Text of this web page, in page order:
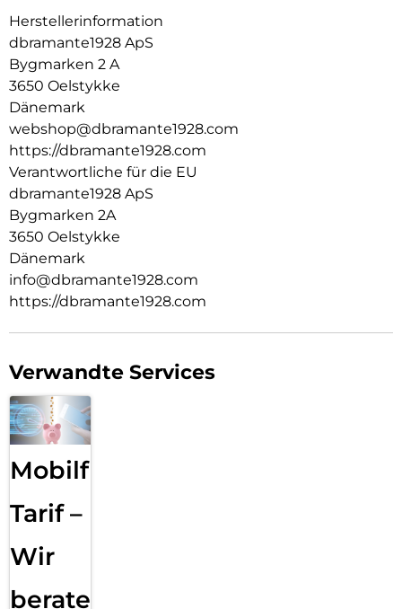
Wir verwenden ausschließlich GRSzertifizierten
Recyclingkunststoff. So können wir mit Sicherheit wissen,
dass unsere Produkte so sind, wie wir sie bewerben.
AUSSEN SCHLANK,INNEN GROSSZÜGIG:
ein Portemonnaie mit Platz für bis zu 3 Karten.
KICKSTAND-FUNKTION:
Verfügt über eine klappbare Rückseite für freihändiges und
horizontales Videoschauen.
Herstellerinformation
dbramante1928 ApS
Bygmarken 2 A
3650 Oelstykke
Dänemark
webshop@dbramante1928.com
https://dbramante1928.com
Verantwortliche für die EU
dbramante1928 ApS
Bygmarken 2A
3650 Oelstykke
Dänemark
info@dbramante1928.com
https://dbramante1928.com
Verwandte Services
Mobilfunk
Tarif –
Wir
beraten